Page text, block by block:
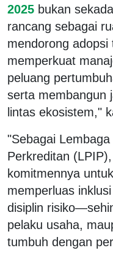
2025 bukan
rancang sebagai
mendorong
memperkuat
peluang
serta membangun
lintas ekosistem,"
"Sebagai
Perkreditan
komitmennya
memperluas
disiplin
pelaku usaha,
tumbuh dengan